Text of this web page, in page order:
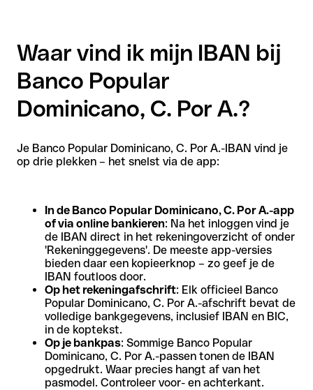
Waar vind ik mijn IBAN bij
Banco Popular
Dominicano, C. Por A.?
Je Banco Popular Dominicano, C. Por A.-IBAN vind je
op drie plekken – het snelst via de app:
In de Banco Popular Dominicano, C. Por A.-app
of via online bankieren: Na het inloggen vind je
de IBAN direct in het rekeningoverzicht of onder
'Rekeninggegevens'. De meeste app-versies
bieden daar een kopieerknop – zo geef je de
IBAN foutloos door.
Op het rekeningafschrift: Elk officieel Banco
Popular Dominicano, C. Por A.-afschrift bevat de
volledige bankgegevens, inclusief IBAN en BIC,
in de koptekst.
Op je bankpas: Sommige Banco Popular
Dominicano, C. Por A.-passen tonen de IBAN
opgedrukt. Waar precies hangt af van het
pasmodel. Controleer voor- en achterkant.